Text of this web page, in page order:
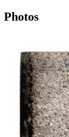
Photos